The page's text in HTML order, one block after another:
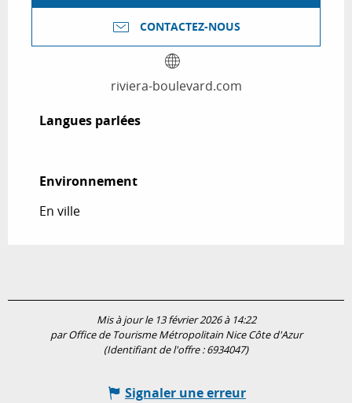
CONTACTEZ-NOUS
riviera-boulevard.com
Langues parlées
Langues parlées
Environnement
Environnement
En ville
Mis à jour le 13 février 2026 à 14:22
par Office de Tourisme Métropolitain Nice Côte d'Azur
(Identifiant de l'offre :6934047)
Signaler une erreur